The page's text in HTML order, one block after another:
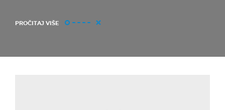
PROČITAJ VIŠE